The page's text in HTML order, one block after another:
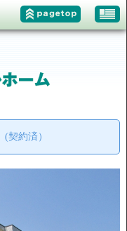
契約済）